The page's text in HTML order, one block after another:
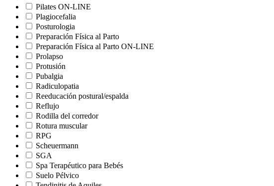
Pilates ON-LINE
Plagiocefalia
Posturologia
Preparación Física al Parto
Preparación Física al Parto ON-LINE
Prolapso
Protusión
Pubalgia
Radiculopatia
Reeducación postural/espalda
Reflujo
Rodilla del corredor
Rotura muscular
RPG
Scheuermann
SGA
Spa Terapéutico para Bebés
Suelo Pélvico